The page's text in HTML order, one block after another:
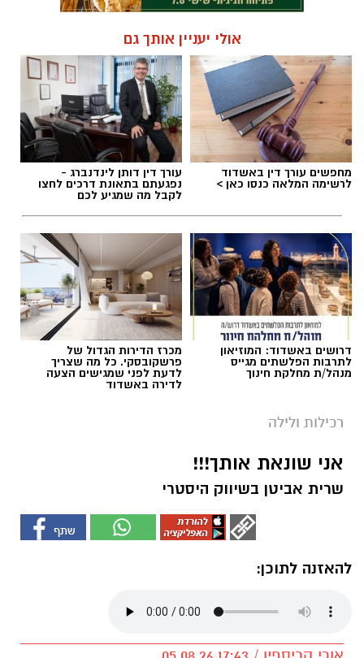
אולי יעניין אותך גם
מחפשים עורך דין באשדוד
לרשימה המלאה כנסו כאן >
עורך דין דותן לינדנברג -
נפגעתם בתאונת דרכים לחצו
לקבל מה שמגיע לכם
דרושים באשדוד: המוזיאון
לתרבות הפלשתים מגייס
מנהל/ת מחלקת חינוך
מכרז הדירות הגדול של
פרשקובסקי. כל מה שצריך
לדעת לפני שמגישים הצעה
לדירה באשדוד
רכילות ולילה
אני שונאת אותך!!!
שרית אביטן בשיווק היסטרי
להאזנה לתוכן: